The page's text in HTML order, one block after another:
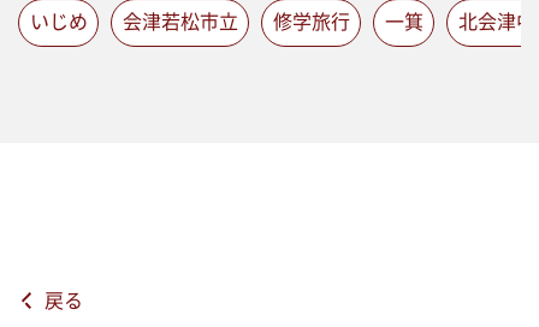
いじめ 会津若松市立 修学旅行 一箕 北会津中
戻る